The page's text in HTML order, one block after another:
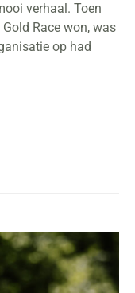
verhaal. Toen
Race won, was
op had